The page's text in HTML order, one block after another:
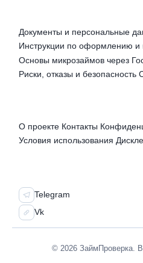
Документы и персональные
Инструкции по оформлению и
Основы микрозаймов через
Риски, отказы и безопасность
О проекте Контакты
Условия использования
Telegram
Vk
© 2026 ЗаймПроверка.